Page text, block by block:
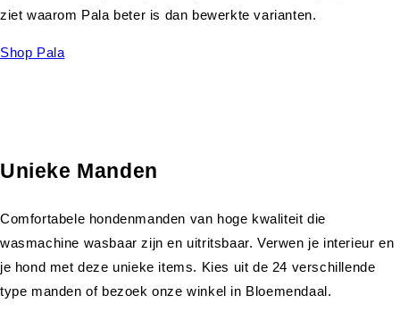
ziet waarom Pala beter is dan bewerkte varianten.
Shop Pala
Unieke Manden
Comfortabele hondenmanden van hoge kwaliteit die
wasmachine wasbaar zijn en uitritsbaar. Verwen je interieur en
je hond met deze unieke items. Kies uit de 24 verschillende
type manden of bezoek onze winkel in Bloemendaal.